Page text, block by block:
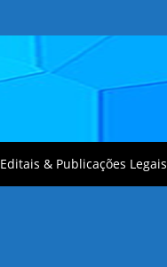
Editais & Publicações Legais